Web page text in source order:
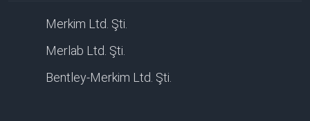
Merkim Ltd. Şti.
Merlab Ltd. Şti.
Bentley-Merkim Ltd. Şti.